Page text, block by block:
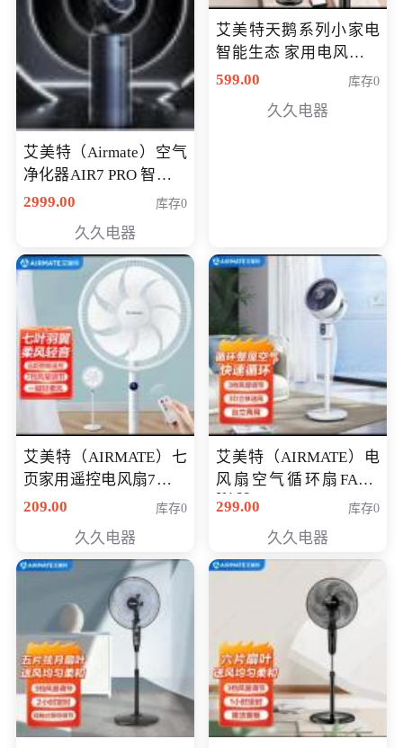
艾美特（Airmate）空气
净化器AIR7 PRO 智能全
屋空气循环负离子旗舰
2999.00 库存0
久久电器
艾美特天鹅系列小家电
智能生态 家用电风扇直
流变频节能轻音空气循
鹅，白天鹅智能)
599.00 库存0
久久电器
艾美特（AIRMATE）七
页家用遥控电风扇7档风
量空气循环摇头立式落
定时落地式风扇CS35-
R20
209.00 库存0
久久电器
艾美特（AIRMATE）电
风扇空气循环扇FA18-
X168
299.00 库存0
久久电器